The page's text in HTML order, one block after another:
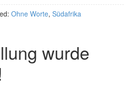
Ohne Worte, Südafrika
wurde